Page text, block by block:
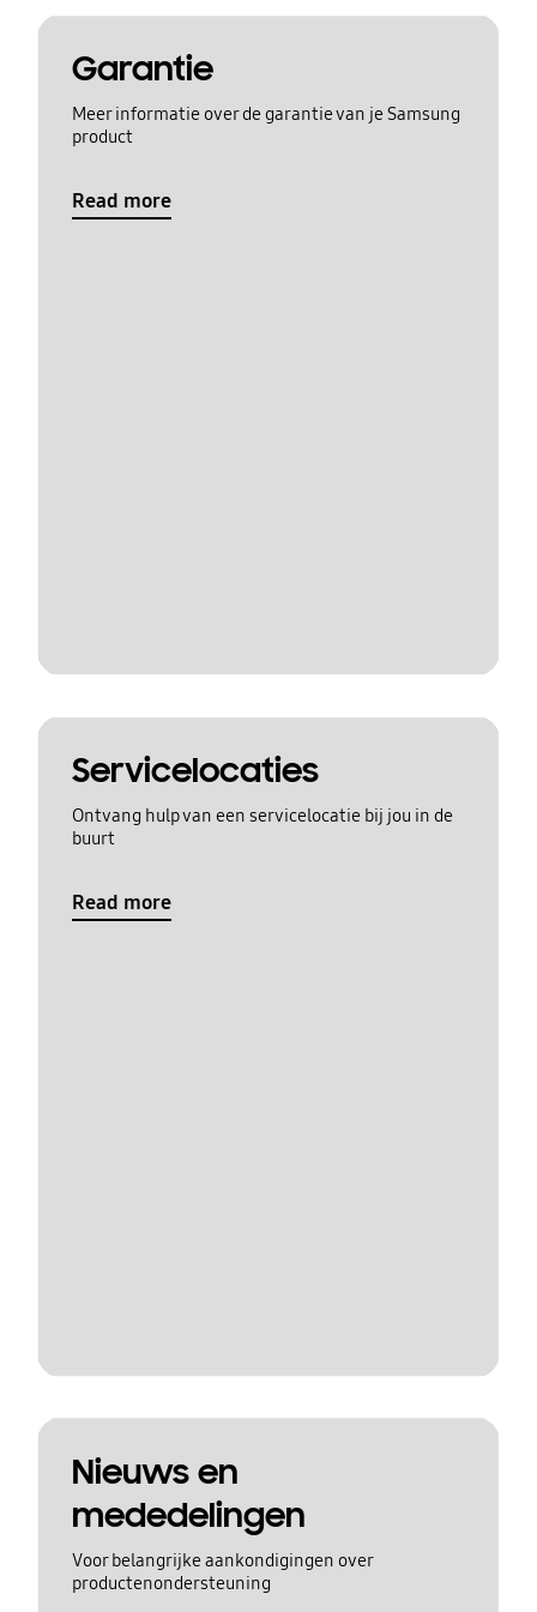
Garantie
Meer informatie over de garantie van je Samsung
product
Read more
Servicelocaties
Ontvang hulp van een servicelocatie bij jou in de
buurt
Read more
Nieuws en
mededelingen
Voor belangrijke aankondigingen over
productenondersteuning